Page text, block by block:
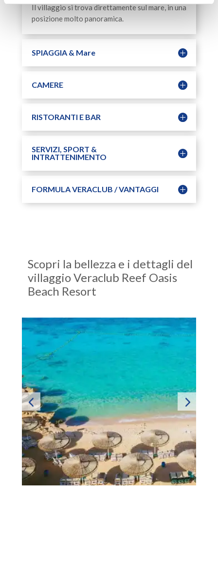
Il villaggio si trova direttamente sul mare, in una
posizione molto panoramica.
SPIAGGIA & Mare
CAMERE
RISTORANTI E BAR
SERVIZI, SPORT &
INTRATTENIMENTO
FORMULA VERACLUB / VANTAGGI
Scopri la bellezza e i dettagli del
villaggio Veraclub Reef Oasis
Beach Resort